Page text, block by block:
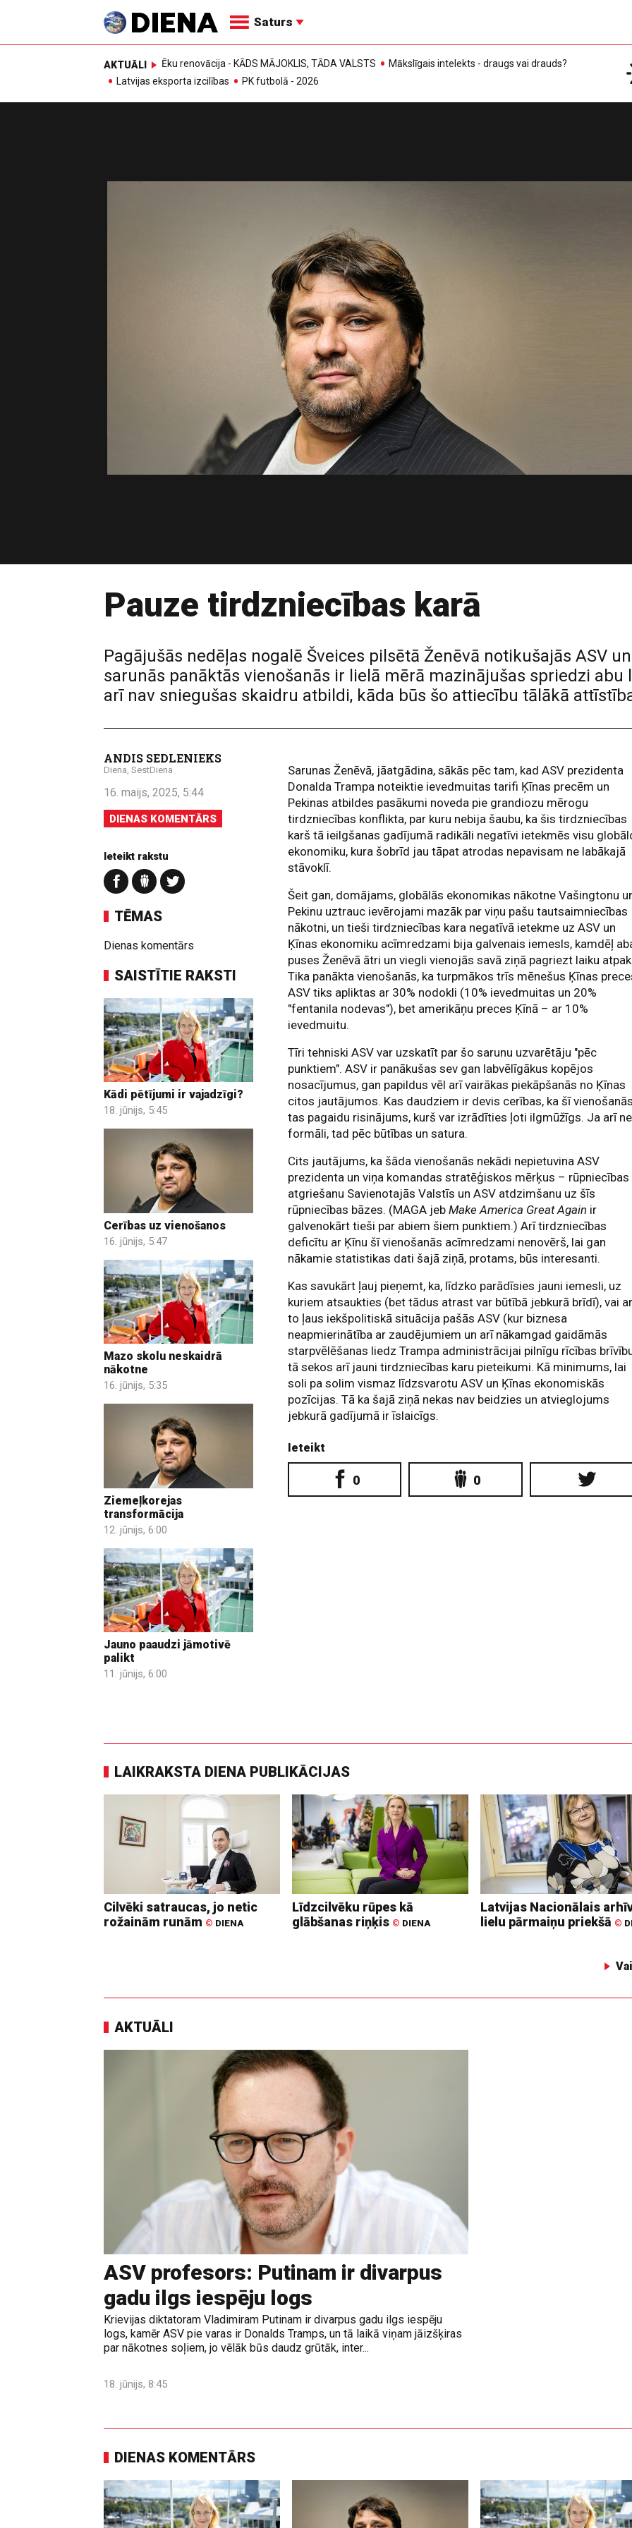
Saturs
AKTUĀLI Ēku renovācija - KĀDS MĀJOKLIS, TĀDA VALSTS
Mākslīgais intelekts - draugs vai drauds?
Latvijas eksporta izcilības
PK futbolā - 2026
Pauze tirdzniecības karā
Pagājušās nedēļas nogalē Šveices pilsētā Ženēvā notikušajās ASV
sarunās panāktās vienošanās ir lielā mērā mazinājušas spriedzi
arī nav sniegušas skaidru atbildi, kāda būs šo attiecību tālākā
ANDIS SEDLENIEKS
Diena, SestDiena
16. maijs, 2025, 5:44
DIENAS KOMENTĀRS
Ieteikt rakstu
TĒMAS
Dienas komentārs
SAISTĪTIE RAKSTI
Kādi pētījumi ir vajadzīgi?
18. jūnijs, 5:45
Cerības uz vienošanos
16. jūnijs, 5:47
Mazo skolu neskaidrā
nākotne
16. jūnijs, 5:35
Ziemeļkorejas
transformācija
12. jūnijs, 6:00
Jauno paaudzi jāmotivē
palikt
11. jūnijs, 6:00
Sarunas Ženēvā, jāatgādina, sākās pēc tam, kad ASV prezidenta
Donalda Trampa noteiktie ievedmuitas tarifi Ķīnas precēm un
Pekinas atbildes pasākumi noveda pie grandiozu mērogu
tirdzniecības konflikta, par kuru nebija šaubu, ka šis tirdzniecības
karš tā ieilgšanas gadījumā radikāli negatīvi ietekmēs visu
ekonomiku, kura šobrīd jau tāpat atrodas nepavisam ne labākajā
stāvoklī.
Šeit gan, domājams, globālās ekonomikas nākotne Vašingtonu
Pekinu uztrauc ievērojami mazāk par viņu pašu tautsaimniecības
nākotni, un tieši tirdzniecības kara negatīvā ietekme uz ASV un
Ķīnas ekonomiku acīmredzami bija galvenais iemesls, kamdēļ
puses Ženēvā ātri un viegli vienojās savā ziņā pagriezt laiku
Tika panākta vienošanās, ka turpmākos trīs mēnešus Ķīnas
ASV tiks apliktas ar 30% nodokli (10% ievedmuitas un 20%
"fentanila nodevas"), bet amerikāņu preces Ķīnā – ar 10%
ievedmuitu.
Tīri tehniski ASV var uzskatīt par šo sarunu uzvarētāju "pēc
punktiem". ASV ir panākušas sev gan labvēlīgākus kopējos
nosacījumus, gan papildus vēl arī vairākas piekāpšanās no Ķīnas
citos jautājumos. Kas daudziem ir devis cerības, ka šī
tas pagaidu risinājums, kurš var izrādīties ļoti ilgmūžīgs. Ja arī ne
formāli, tad pēc būtības un satura.
Cits jautājums, ka šāda vienošanās nekādi nepietuvina ASV
prezidenta un viņa komandas stratēģiskos mērķus – rūpniecības
atgriešanu Savienotajās Valstīs un ASV atdzimšanu uz šīs
rūpniecības bāzes. (MAGA jebMake America Great Again ir
galvenokārt tieši par abiem šiem punktiem.) Arī tirdzniecības
deficītu ar Ķīnu šī vienošanās acīmredzami nenovērš, lai gan
nākamie statistikas dati šajā ziņā, protams, būs interesanti.
Kas savukārt ļauj pieņemt, ka, līdzko parādīsies jauni iemesli, uz
kuriem atsaukties (bet tādus atrast var būtībā jebkurā brīdī), vai
to ļaus iekšpolitiskā situācija pašās ASV (kur biznesa
neapmierinātība ar zaudējumiem un arī nākamgad gaidāmās
starpvēlēšanas liedz Trampa administrācijai pilnīgu rīcības
tā sekos arī jauni tirdzniecības karu pieteikumi. Kā minimums, lai
soli pa solim vismaz līdzsvarotu ASV un Ķīnas ekonomiskās
pozīcijas. Tā ka šajā ziņā nekas nav beidzies un atvieglojums
jebkurā gadījumā ir īslaicīgs.
Ieteikt
0 0
LAIKRAKSTA DIENA PUBLIKĀCIJAS
Cilvēki satraucas, jo netic
rožainām runām © DIENA
Līdzcilvēku rūpes kā
glābšanas riņķis © DIENA
Latvijas Nacionālais
lielu pārmaiņu priekšā ©
AKTUĀLI
ASV profesors: Putinam ir divarpus
gadu ilgs iespēju logs
Krievijas diktatoram Vladimiram Putinam ir divarpus gadu ilgs iespēju
logs, kamēr ASV pie varas ir Donalds Tramps, un tā laikā viņam jāizšķiras
par nākotnes soļiem, jo vēlāk būs daudz grūtāk, inter...
18. jūnijs, 8:45
DIENAS KOMENTĀRS